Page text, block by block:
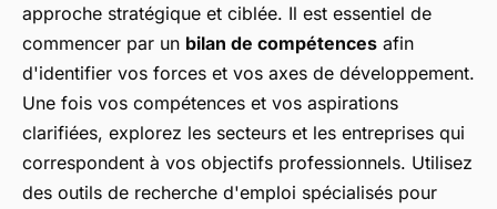
approche stratégique et ciblée. Il est essentiel de
commencer par un bilan de compétences afin
d'identifier vos forces et vos axes de développement.
Une fois vos compétences et vos aspirations
clarifiées, explorez les secteurs et les entreprises qui
correspondent à vos objectifs professionnels. Utilisez
des outils de recherche d'emploi spécialisés pour